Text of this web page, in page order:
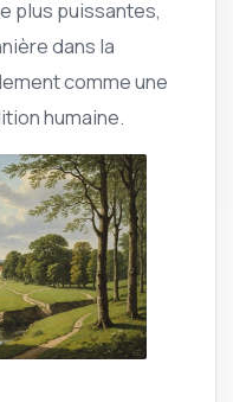
plus puissantes,
dans la
comme une
humaine.